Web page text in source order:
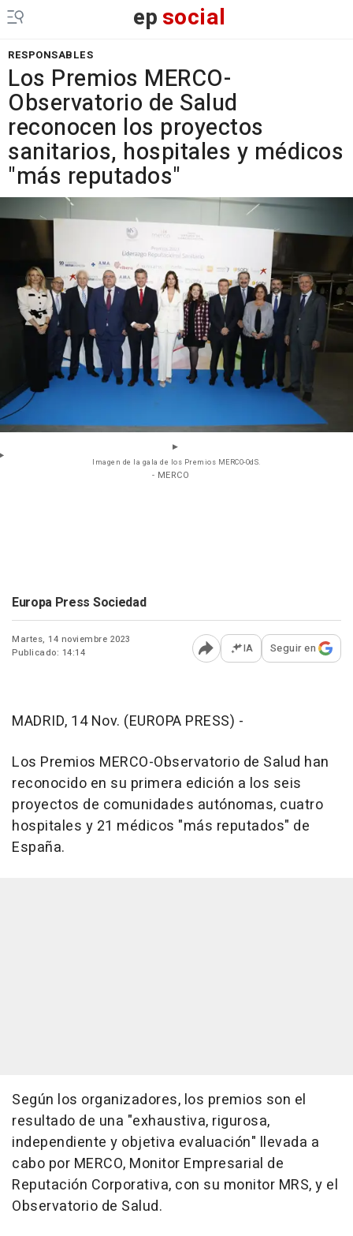
epsocial
RESPONSABLES
Los Premios MERCO-
Observatorio de Salud
reconocen los proyectos
sanitarios, hospitales y médicos
"más reputados"
Imagen de la gala de los Premios MERCO-OdS.
- MERCO
Europa Press Sociedad
Martes, 14 noviembre 2023
Publicado: 14:14
Abrir opciones para
IA Seguir en
MADRID, 14 Nov. (EUROPA PRESS) -
Los Premios MERCO-Observatorio de Salud han
reconocido en su primera edición a los seis
proyectos de comunidades autónomas, cuatro
hospitales y 21 médicos "más reputados" de
España.
Según los organizadores, los premios son el
resultado de una "exhaustiva, rigurosa,
independiente y objetiva evaluación" llevada a
cabo por MERCO, Monitor Empresarial de
Reputación Corporativa, con su monitor MRS, y el
Observatorio de Salud.